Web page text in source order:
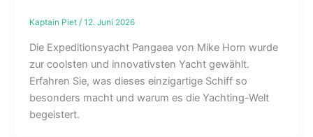
Kaptain Piet / 12. Juni 2026
Die Expeditionsyacht Pangaea von Mike Horn wurde
zur coolsten und innovativsten Yacht gewählt.
Erfahren Sie, was dieses einzigartige Schiff so
besonders macht und warum es die Yachting-Welt
begeistert.